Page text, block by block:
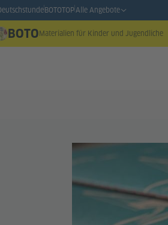
BOTOTOPAlle Angebote
BOTOMaterialien für Kinder und Jugendliche